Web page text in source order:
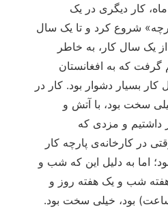
کار دیگری در یک
شروع کرد و تا یک سال
یک سال کار، به خاطر
که به افغانستان
بسیار دشوار بود. کار در
سخت بود، با آتش و
داشتیم و مزدی که
در کارخانه‌ی پارچه کار
اما به دلیل این که شب و
شب و یک هفته روز و
کاری زیاد (12 ساعت) بود، خیلی سخت بود.